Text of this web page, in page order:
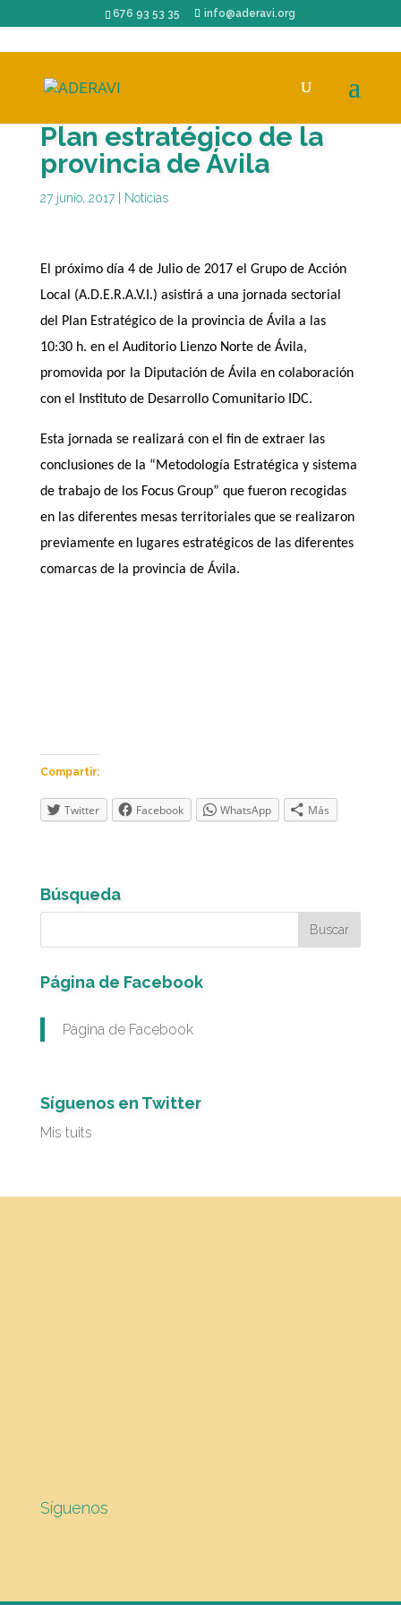
676 93 53 35 info@aderavi.org
Plan estratégico de la
provincia de Ávila
27 junio, 2017| Noticias
El próximo día 4 de Julio de 2017 el Grupo de Acción
Local (A.D.E.R.A.V.I.) asistirá a una jornada sectorial
del Plan Estratégico de la provincia de Ávila a las
10:30 h. en el Auditorio Lienzo Norte de Ávila,
promovida por la Diputación de Ávila en colaboración
con el Instituto de Desarrollo Comunitario IDC.
Esta jornada se realizará con el fin de extraer las
conclusiones de la “Metodología Estratégica y sistema
de trabajo de los Focus Group” que fueron recogidas
en las diferentes mesas territoriales que se realizaron
previamente en lugares estratégicos de las diferentes
comarcas de la provincia de Ávila.
Compartir:
Twitter Facebook WhatsApp Más
Búsqueda
Página de Facebook
Página de Facebook
Síguenos en Twitter
Mis tuits
Síguenos